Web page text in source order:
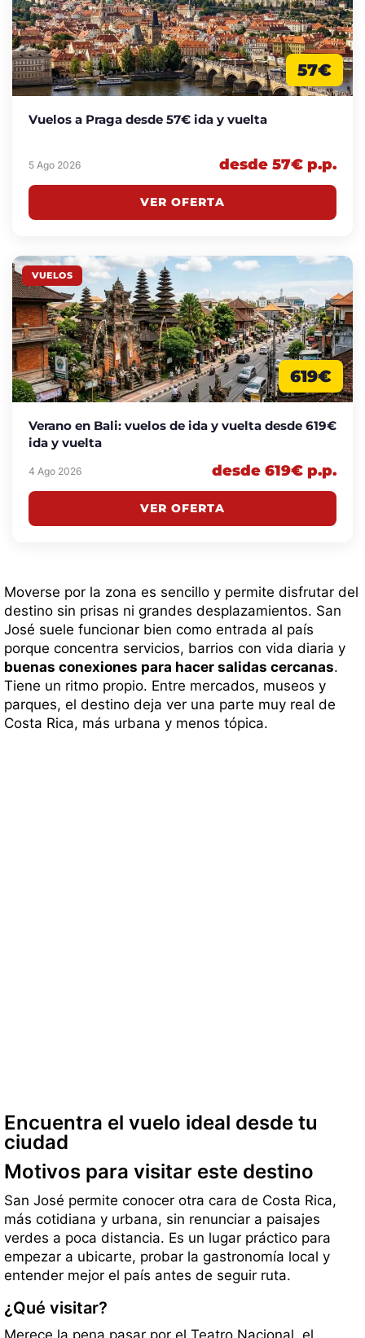
57€
Vuelos a Praga desde 57€ ida y vuelta
5 Ago 2026 desde 57€ p.p.
VER OFERTA
VUELOS
619€
Verano en Bali: vuelos de ida y vuelta desde 619€
ida y vuelta
4 Ago 2026 desde 619€ p.p.
VER OFERTA
Moverse por la zona es sencillo y permite disfrutar del
destino sin prisas ni grandes desplazamientos. San
José suele funcionar bien como entrada al país
porque concentra servicios, barrios con vida diaria y
buenas conexiones para hacer salidas cercanas.
Tiene un ritmo propio. Entre mercados, museos y
parques, el destino deja ver una parte muy real de
Costa Rica, más urbana y menos tópica.
Encuentra el vuelo ideal desde tu
ciudad
Motivos para visitar este destino
San José permite conocer otra cara de Costa Rica,
más cotidiana y urbana, sin renunciar a paisajes
verdes a poca distancia. Es un lugar práctico para
empezar a ubicarte, probar la gastronomía local y
entender mejor el país antes de seguir ruta.
¿Qué visitar?